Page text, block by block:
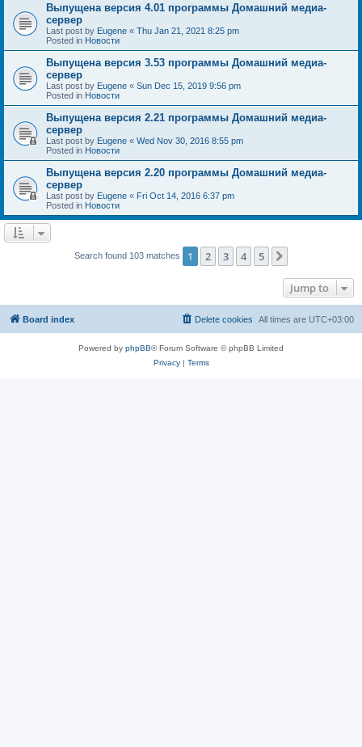
Выпущена версия 4.01 программы Домашний медиа-
сервер
Last post by Eugene « Thu Jan 21, 2021 8:25 pm
Posted in Новости
Выпущена версия 3.53 программы Домашний медиа-
сервер
Last post by Eugene « Sun Dec 15, 2019 9:56 pm
Posted in Новости
Выпущена версия 2.21 программы Домашний медиа-
сервер
Last post by Eugene « Wed Nov 30, 2016 8:55 pm
Posted in Новости
Выпущена версия 2.20 программы Домашний медиа-
сервер
Last post by Eugene « Fri Oct 14, 2016 6:37 pm
Posted in Новости
Search found 103 matches 1 2 3 4 5
Jump to
Board index All times are UTC+03:00
Delete cookies
Powered by phpBB® Forum Software © phpBB Limited
Privacy| Terms